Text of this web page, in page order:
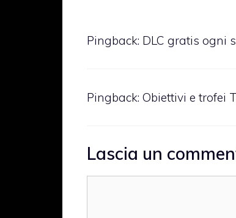
Pingback: DLC gratis ogni
Pingback: Obiettivi e trofei
Lascia un